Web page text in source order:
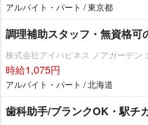
アルバイト・パート / 東京都
調理補助スタッフ・無資格可
株式会社アイハピネス ノアガーデン
時給1,075円
アルバイト・パート / 北海道
歯科助手/ブランクOK・駅チ